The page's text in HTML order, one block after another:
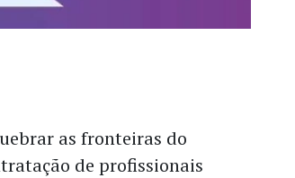
as fronteiras do
de profissionais